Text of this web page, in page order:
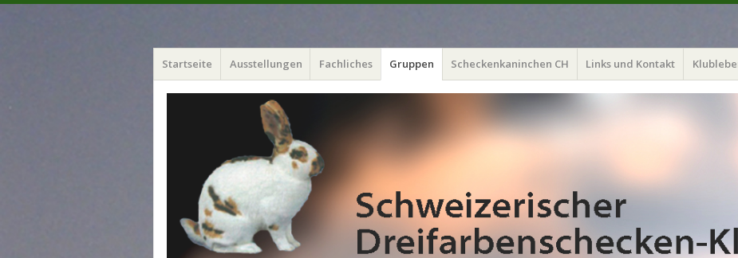
Menü
Zum
Inhalt
springen
Startseite Ausstellungen Fachliches Gruppen Scheckenkaninchen CH Links und Kontakt